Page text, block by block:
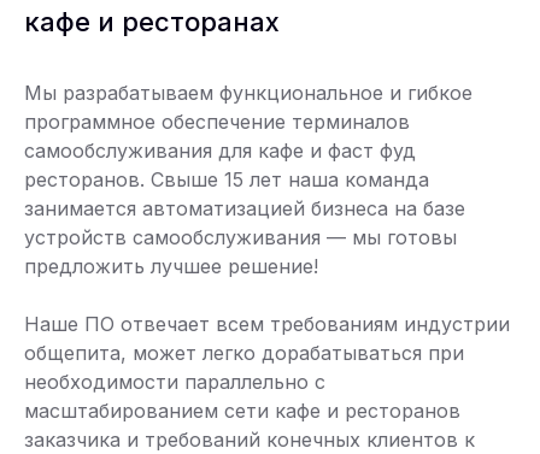
кафе и ресторанах
Мы разрабатываем функциональное и гибкое
программное обеспечение терминалов
самообслуживания для кафе и фаст фуд
ресторанов. Свыше 15 лет наша команда
занимается автоматизацией бизнеса на базе
устройств самообслуживания — мы готовы
предложить лучшее решение!
Наше ПО отвечает всем требованиям индустрии
общепита, может легко дорабатываться при
необходимости параллельно с
масштабированием сети кафе и ресторанов
заказчика и требований конечных клиентов к